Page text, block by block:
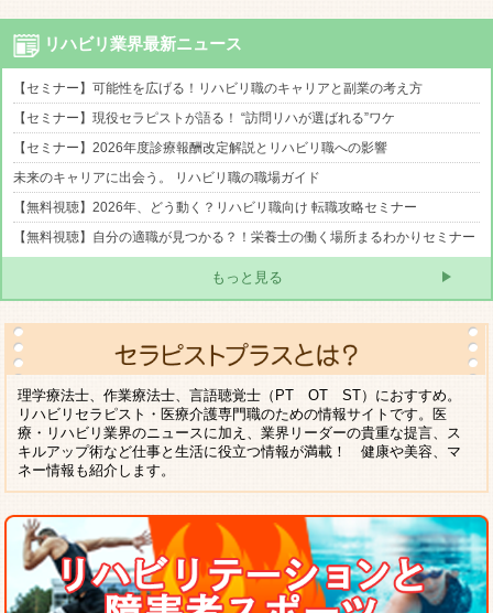
リハビリ業界最新ニュース
【セミナー】可能性を広げる！リハビリ職のキャリアと副業の考え方
【セミナー】現役セラピストが語る！ “訪問リハが選ばれる”ワケ
【セミナー】2026年度診療報酬改定解説とリハビリ職への影響
未来のキャリアに出会う。 リハビリ職の職場ガイド
【無料視聴】2026年、どう動く？リハビリ職向け 転職攻略セミナー
【無料視聴】自分の適職が見つかる？！栄養士の働く場所まるわかりセミナー
もっと見る
理学療法士、作業療法士、言語聴覚士（PT OT ST）におすすめ。
リハビリセラピスト・医療介護専門職のための情報サイトです。医
療・リハビリ業界のニュースに加え、業界リーダーの貴重な提言、ス
キルアップ術など仕事と生活に役立つ情報が満載！ 健康や美容、マ
ネー情報も紹介します。